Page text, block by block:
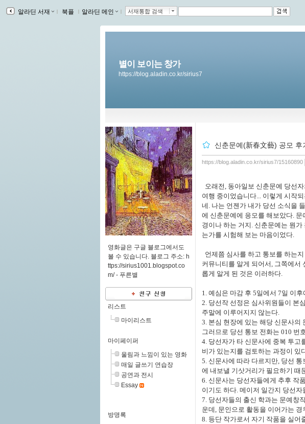
알라딘 서재 ｌ 북플 ｌ 알라딘 메인 ｌ 서재통합 검색
별이 보이는 창가
https://blog.aladin.co.kr/sirius7
영화글은 구글 블로그에서도
볼 수 있습니다. 블로그 주소: h
ttps://sirius1001.blogspot.co
m/ - 푸른별
리스트
마이리스트
마이페이퍼
울림과 느낌이 있는 영화
매일 글쓰기 연습장
공연과 전시
Essay
방명록
신춘문예(新春文藝) 공모 후
https://blog.aladin.co.kr/sirius7/15160890
오래전, 동아일보 신춘문예 당선
여행 중이었습니다... 이렇게 시작
네. 나는 언젠가 내가 당선 소식을
에 신춘문예에 응모를 해보았다.
경이나 하는 거지. 신춘문예는 뭔
는가를 시험해 보는 마음이었다.
언제쯤 심사를 하고 통보를 하는
커뮤니티를 알게 되어서, 그쪽에서
롭게 알게 된 것은 이러하다.
1. 예심은 마감 후 5일에서 7일 이
2. 당선작 선정은 심사위원들이 본
주말에 이루어지지 않는다.
3. 본심 현장에 있는 해당 신문사의
그러므로 당선 통보 전화는 010 번
4. 당선자가 타 신문사에 중복 투고
비가 있는지를 검토하는 과정이 있
5. 신문사에 따라 다르지만, 당선
에 내보낼 기삿거리가 필요하기 때
6. 신문사는 당선자들에게 추후 작
이기도 하다. 메이저 일간지 당선
7. 당선자들의 출신 학과는 문예창
운데, 문인으로 활동을 이어가는 경
8. 등단 작가로서 자기 작품을 실어